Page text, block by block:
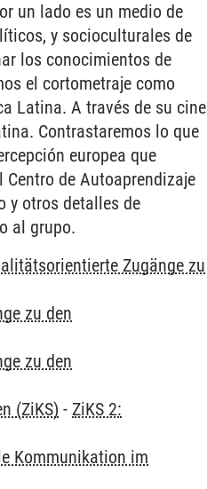
un lado es un medio de
y socioculturales de
los conocimientos de
el cortometraje como
Latina. A través de su cine
Contrastaremos lo que
europea que
de Autoaprendizaje
y otros detalles de
al grupo.
Zugänge zu
zu den
zu den
(ZiKS) - ZiKS 2:
Kommunikation im